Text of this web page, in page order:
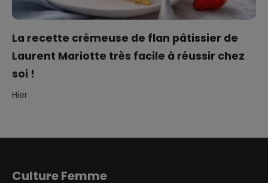
La recette crémeuse de flan pâtissier de
Laurent Mariotte très facile à réussir chez
soi !
Hier
Culture Femme